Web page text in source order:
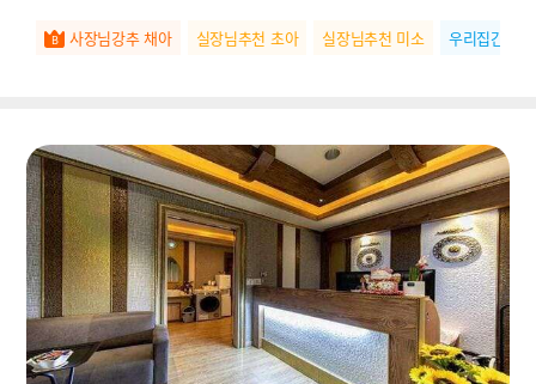
사장님강추 채아 실장님추천 초아 실장님추천 미소 우리집간판